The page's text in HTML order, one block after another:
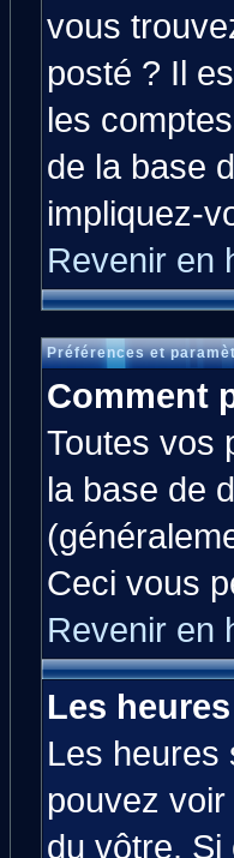
vous
posté ? Il
les
de la base
impliquez-
Revenir en
Préférences et
Comment
Toutes vos
la base de
Ceci vous
Revenir en
Les
Les heures
pouvez
du vôtre.